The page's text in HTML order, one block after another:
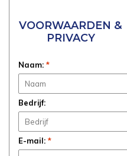
VOORWAARDEN &
PRIVACY
Naam: *
Bedrijf:
E-mail: *